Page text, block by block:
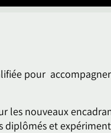
pour
les nouveaux
diplômés et